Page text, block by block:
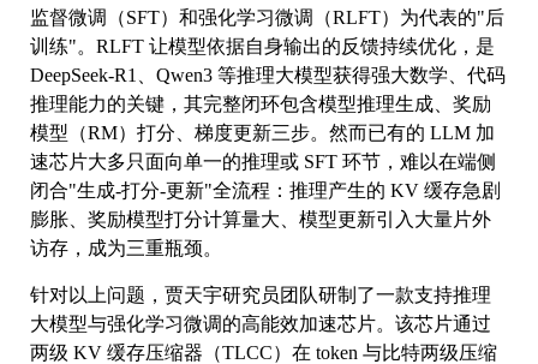
监督微调（SFT）和强化学习微调（RLFT）为代表的"后
训练"。RLFT 让模型依据自身输出的反馈持续优化，是
DeepSeek-R1、Qwen3 等推理大模型获得强大数学、代码
推理能力的关键，其完整闭环包含模型推理生成、奖励
模型（RM）打分、梯度更新三步。然而已有的 LLM 加
速芯片大多只面向单一的推理或 SFT 环节，难以在端侧
闭合"生成-打分-更新"全流程：推理产生的 KV 缓存急剧
膨胀、奖励模型打分计算量大、模型更新引入大量片外
访存，成为三重瓶颈。
针对以上问题，贾天宇研究员团队研制了一款支持推理
大模型与强化学习微调的高能效加速芯片。该芯片通过
两级 KV 缓存压缩器（TLCC）在 token 与比特两级压缩